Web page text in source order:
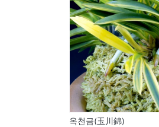
옥천금(玉川錦)